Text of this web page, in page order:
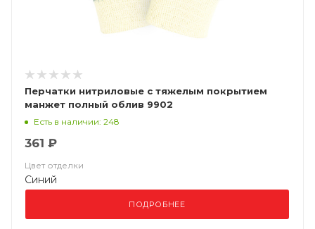
Перчатки нитриловые с тяжелым покрытием
манжет полный облив 9902
Есть в наличии: 248
361 ₽
Цвет отделки
Синий
ПОДРОБНЕЕ